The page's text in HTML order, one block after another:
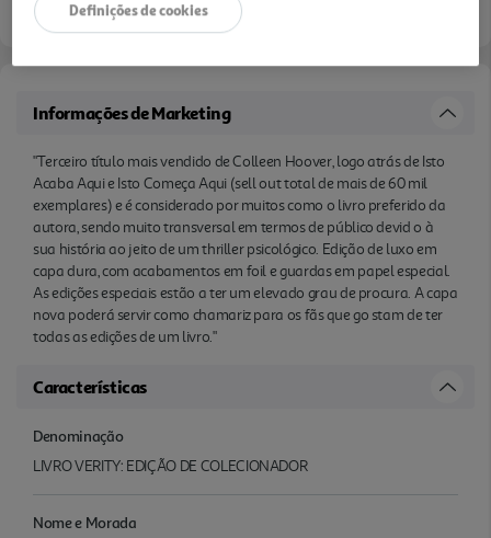
Informações de Marketing
"Terceiro título mais vendido de Colleen Hoover, logo atrás de Isto
Acaba Aqui e Isto Começa Aqui (sell out total de mais de 60 mil
exemplares) e é considerado por muitos como o livro preferido da
autora, sendo muito transversal em termos de público devid o à
sua história ao jeito de um thriller psicológico. Edição de luxo em
capa dura, com acabamentos em foil e guardas em papel especial.
As edições especiais estão a ter um elevado grau de procura. A capa
nova poderá servir como chamariz para os fãs que go stam de ter
todas as edições de um livro."
Características
Denominação
LIVRO VERITY: EDIÇÃO DE COLECIONADOR
Nome e Morada
Definições de cookies